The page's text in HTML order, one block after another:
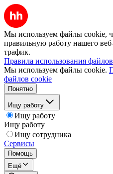
Мы используем файлы cookie,
правильную работу нашего
трафик.
Правила использования
Мы используем файлы cookie.
файлов cookie
Понятно
Ищу работу
Ищу работу
Ищу работу
Ищу сотрудника
Сервисы
Помощь
Ещё